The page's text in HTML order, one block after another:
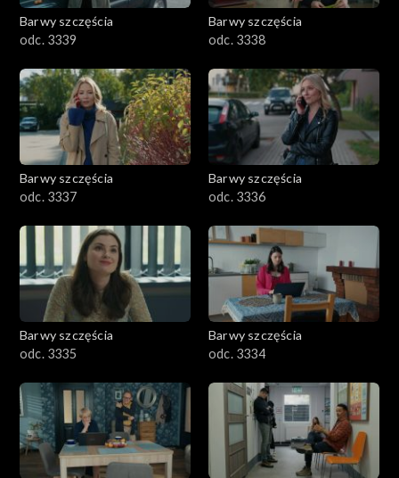
Barwy szczęścia
odc. 3339
Barwy szczęścia
odc. 3338
Barwy szczęścia
odc. 3337
Barwy szczęścia
odc. 3336
Barwy szczęścia
odc. 3335
Barwy szczęścia
odc. 3334